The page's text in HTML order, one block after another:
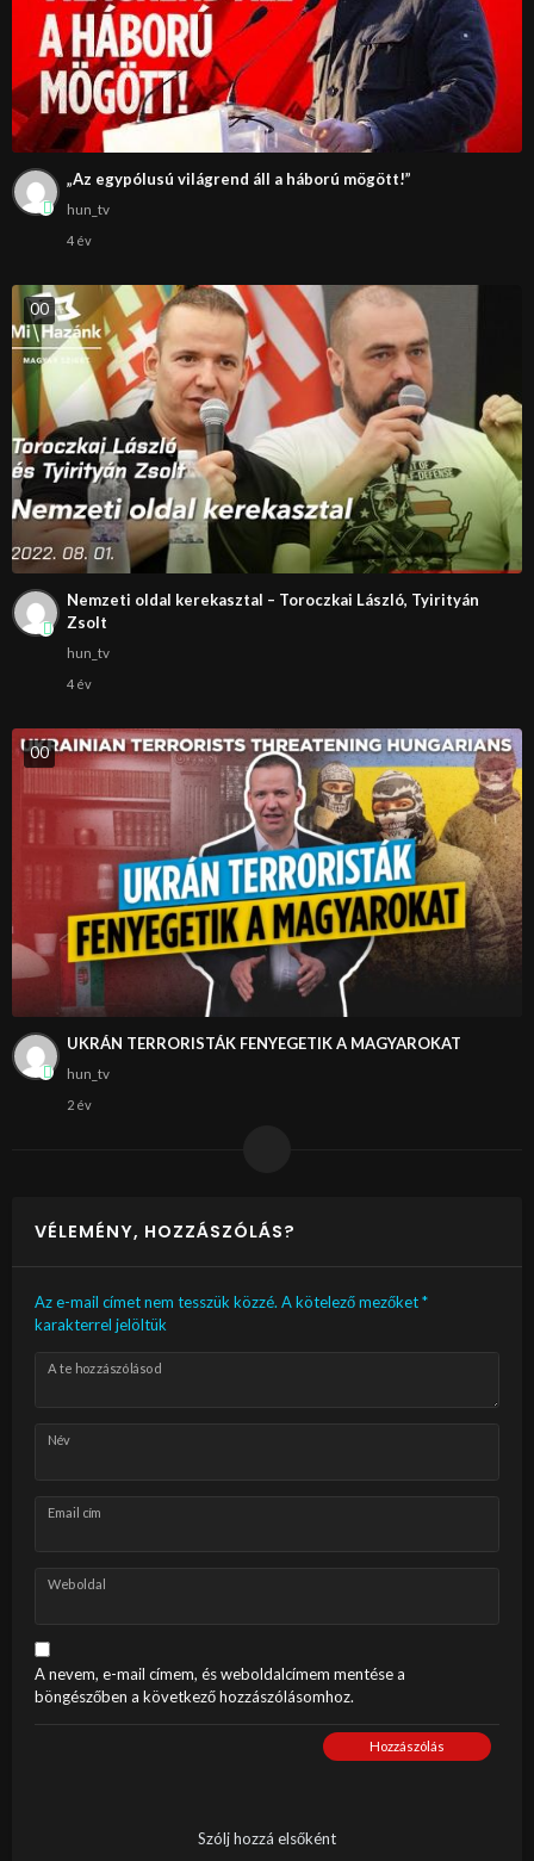
„Az egypólusú világrend áll a háború mögött!”
hun_tv
4 év
00
Nemzeti oldal kerekasztal – Toroczkai László, Tyirityán
Zsolt
hun_tv
4 év
00
UKRÁN TERRORISTÁK FENYEGETIK A MAGYAROKAT
hun_tv
2 év
VÉLEMÉNY, HOZZÁSZÓLÁS?
Az e-mail címet nem tesszük közzé. A kötelező mezőket*
karakterrel jelöltük
A te hozzászólásod
Név
Email cím
Weboldal
A nevem, e-mail címem, és weboldalcímem mentése a
böngészőben a következő hozzászólásomhoz.
Hozzászólás
Szólj hozzá elsőként